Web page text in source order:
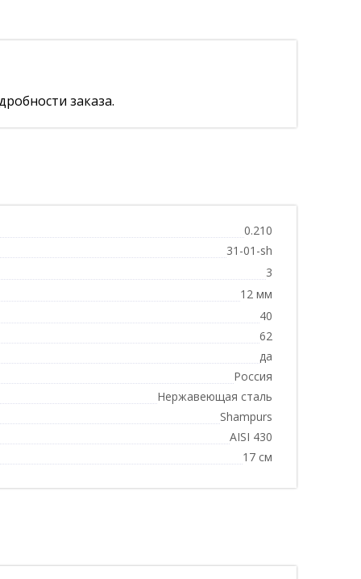
заказа.
0.210
31-01-sh
3
12 мм
40
62
да
Россия
Нержавеющая сталь
Shampurs
AISI 430
17 см